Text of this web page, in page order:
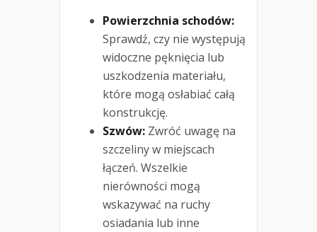
Powierzchnia schodów:
Sprawdź, czy nie występują
widoczne pęknięcia lub
uszkodzenia materiału,
które mogą osłabiać całą
konstrukcję.
Szwów: Zwróć uwagę na
szczeliny w miejscach
łączeń. Wszelkie
nierówności mogą
wskazywać na ruchy
osiadania lub inne